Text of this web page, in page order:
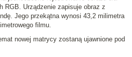
RGB. Urządzenie zapisuje obraz z
Jego przekątna wynosi 43,2 milimetra
filmu.
nowej matrycy zostaną ujawnione pod